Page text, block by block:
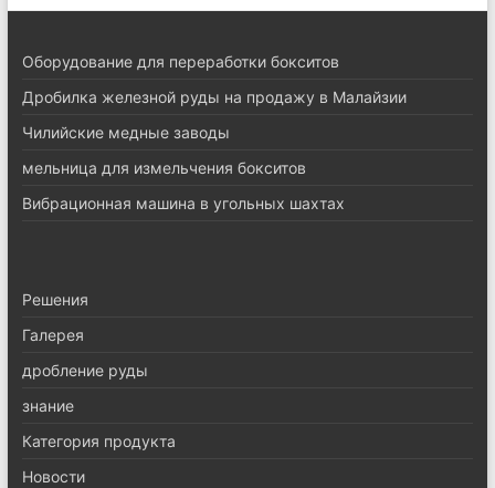
Оборудование для переработки бокситов
Дробилка железной руды на продажу в Малайзии
Чилийские медные заводы
мельница для измельчения бокситов
Вибрационная машина в угольных шахтах
Pешения
Галерея
дробление руды
знание
Категория продукта
Новости